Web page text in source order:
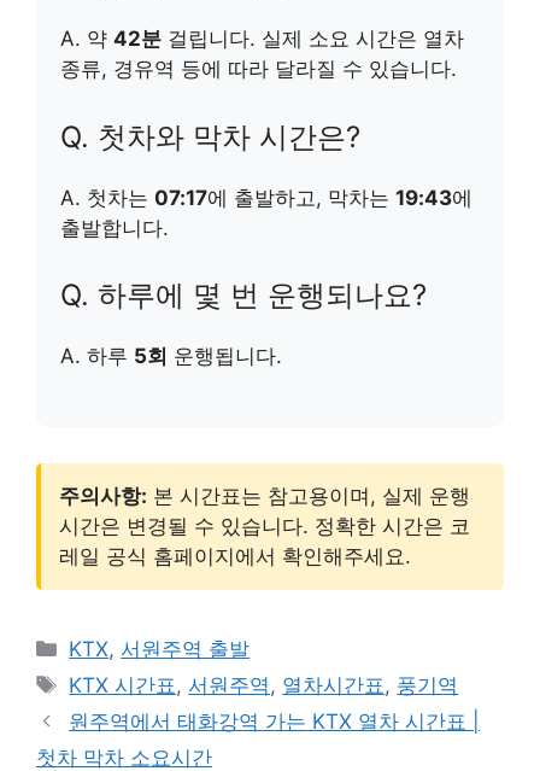
A. 약 42분 걸립니다. 실제 소요 시간은 열차
종류, 경유역 등에 따라 달라질 수 있습니다.
Q. 첫차와 막차 시간은?
A. 첫차는 07:17에 출발하고, 막차는 19:43에
출발합니다.
Q. 하루에 몇 번 운행되나요?
A. 하루 5회 운행됩니다.
주의사항: 본 시간표는 참고용이며, 실제 운행
시간은 변경될 수 있습니다. 정확한 시간은 코
레일 공식 홈페이지에서 확인해주세요.
카
테
리
KTX, 서원주역 출발
태
그
KTX 시간표 , 서원주역 , 열차시간표 , 풍기역
원주역에서 태화강역 가는 KTX 열차 시간표 |
첫차 막차 소요시간